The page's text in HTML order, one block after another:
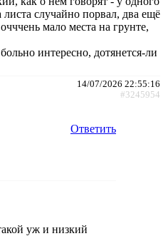
случайно порвал, два ещё
мало места на грунте,
интересно, дотянется-ли
14/07/2026 22:55:16
#3245954
Ответить
уж и низкий